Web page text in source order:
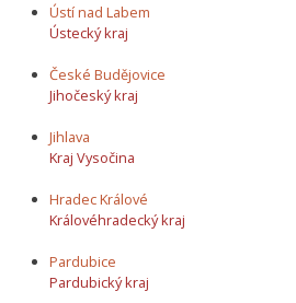
Ústí nad Labem
Ústecký kraj
České Budějovice
Jihočeský kraj
Jihlava
Kraj Vysočina
Hradec Králové
Královéhradecký kraj
Pardubice
Pardubický kraj